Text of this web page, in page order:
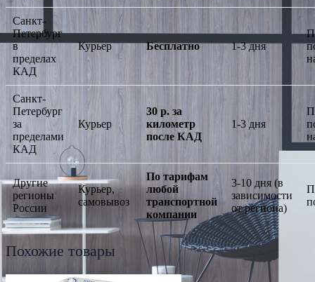
Санкт-
Петербург
в
пределах
КАД
Курьер Бесплатно 1-3 дня
Санкт-
Петербург
за
пределами
КАД
Курьер
30 р. за
километр
после КАД
1-3 дня
Другие
регионы
России
Курьер,
самовывоз
По тарифам
любой
транспортной
компании
3-10 дня (в
зависимости
от региона)
Похожие товары